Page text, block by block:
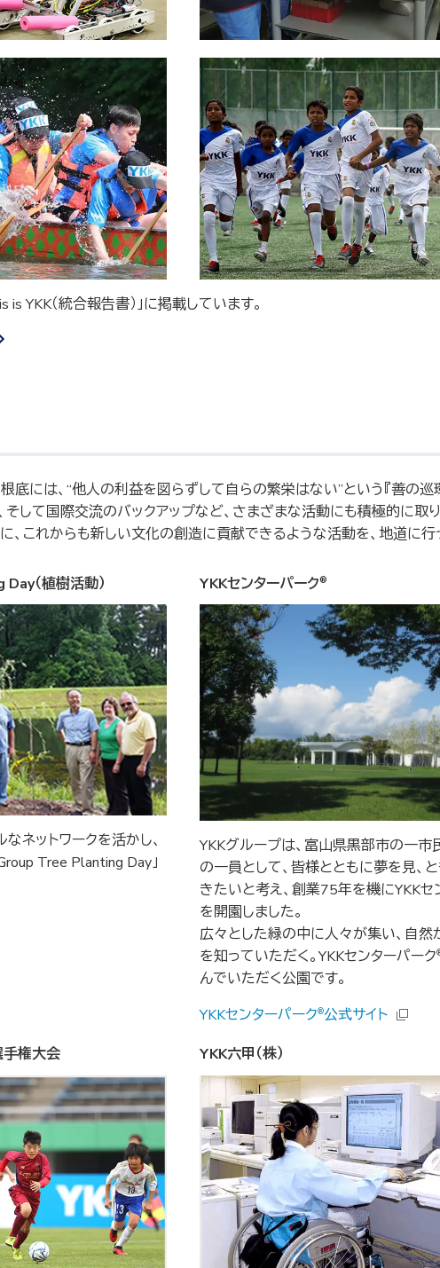
YKK（統合報告書）」に掲載しています。
底には、“他人の利益を図らずして自らの繁栄はない”という『善の
そして国際交流のバックアップなど、さまざまな活動にも積極的に
、これからも新しい文化の創造に貢献できるような活動を、地道に行
（植樹活動）
ネットワークを活かし、
Tree Planting Day」
YKKセンターパーク®
YKKグループは、富山県黒部市の一市
の一員として、皆様とともに夢を見、
きたいと考え、創業75年を機にYKKセ
を開園しました。
広々とした緑の中に人々が集い、自然
を知っていただく。YKKセンターパーク
んでいただく公園です。
YKKセンターパーク®公式サイト
手権大会 YKK六甲（株）